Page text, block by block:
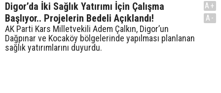
Digor’da İki Sağlık Yatırımı İçin Çalışma
Başlıyor.. Projelerin Bedeli Açıklandı!
AK Parti Kars Milletvekili Adem Çalkın, Digor’un
Dağpınar ve Kocaköy bölgelerinde yapılması planlanan
sağlık yatırımlarını duyurdu.
A+
A-